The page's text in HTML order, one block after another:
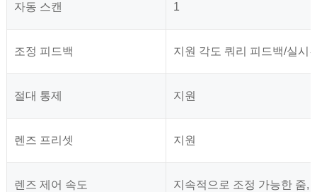
자동 스캔 1
조정 피드백 지원 각도 쿼리 피드백/실시
절대 통제 지원
렌즈 프리셋 지원
렌즈 제어 속도 지속적으로 조정 가능한 줌,